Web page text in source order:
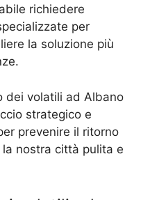
richiedere
per
la soluzione più
dei volatili ad Albano
strategico e
prevenire il ritorno
nostra città pulita e